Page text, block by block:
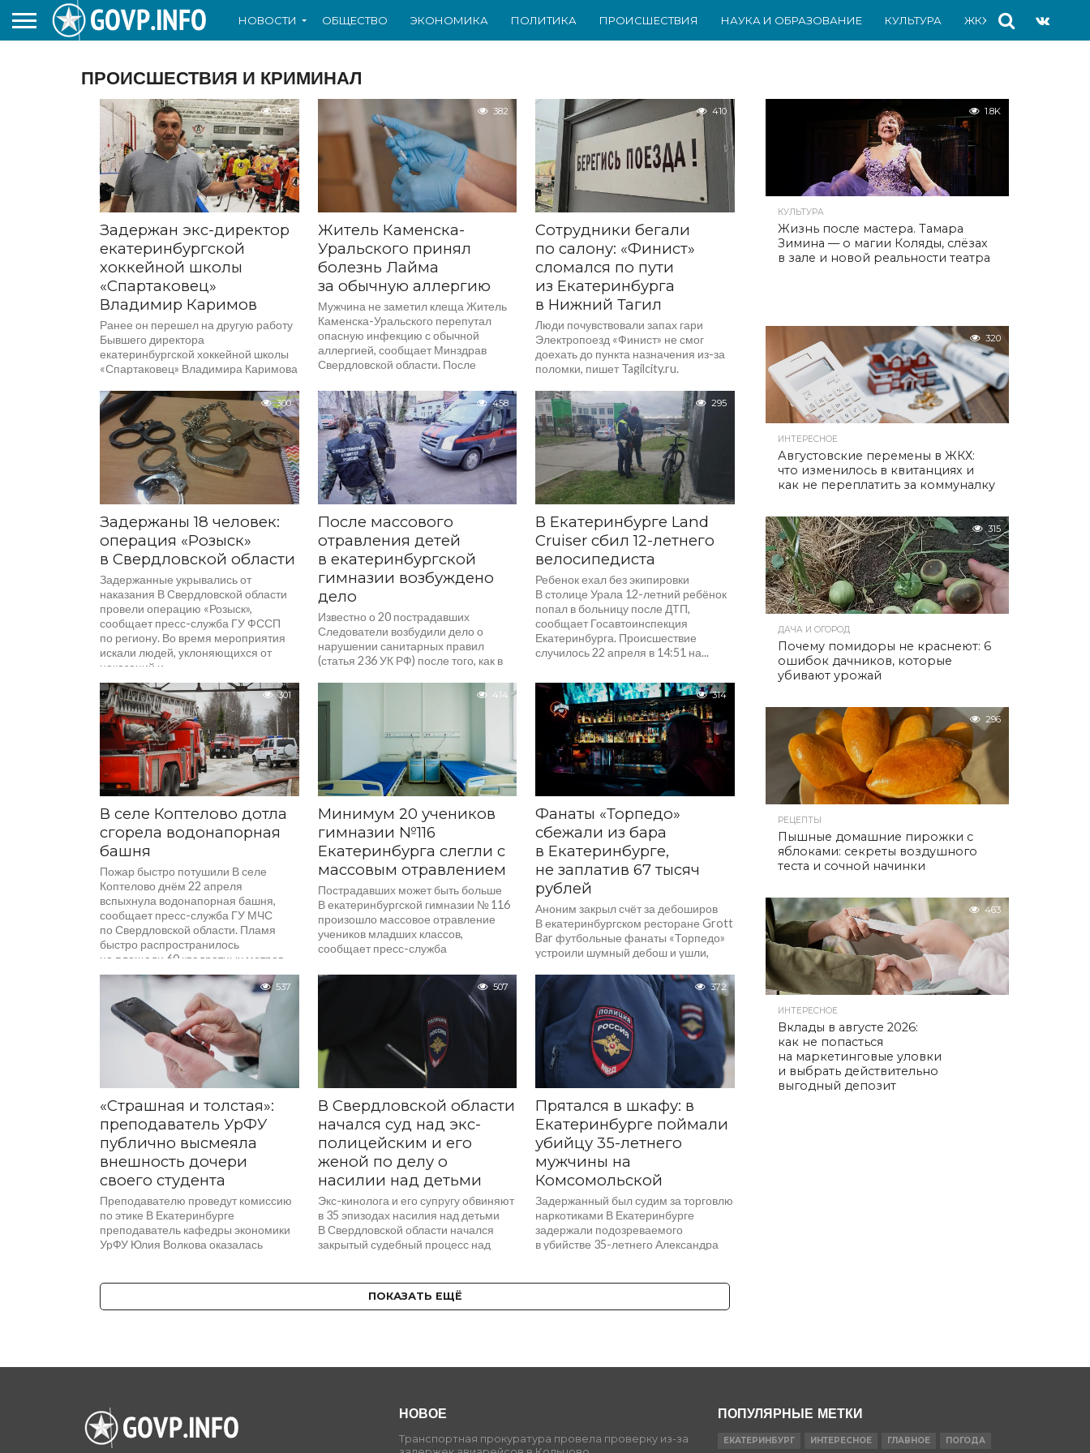
НОВОСТИ ОБЩЕСТВО ЭКОНОМИКА ПОЛИТИКА ПРОИСШЕСТВИЯ НАУКА И ОБРАЗОВАНИЕ КУЛЬТУРА ЖКХ СПОРТ
ПРОИСШЕСТВИЯ И КРИМИНАЛ
338
Задержан экс-директор
екатеринбургской
хоккейной школы
«Спартаковец»
Владимир Каримов
Ранее он перешел на другую работу
Бывшего директора
екатеринбургской хоккейной школы
«Спартаковец» Владимира Каримова
избрании меры пресечения. Об...
382
Житель Каменска-
Уральского принял
болезнь Лайма
за обычную аллергию
Мужчина не заметил клеща Житель
Каменска-Уральского перепутал
опасную инфекцию с обычной
аллергией, сообщает Минздрав
Свердловской области. После
на коже болезненное красное...
410
Сотрудники бегали
по салону: «Финист»
сломался по пути
из Екатеринбурга
в Нижний Тагил
Люди почувствовали запах гари
Электропоезд «Финист» не смог
доехать до пункта назначения из-за
поломки, пишет Tagilcity.ru.
апреля. Речь идёт...
300
Задержаны 18 человек:
операция «Розыск»
в Свердловской области
Задержанные укрывались от
наказания В Свердловской области
провели операцию «Розыск»,
сообщает пресс-служба ГУ ФССП
по региону. Во время мероприятия
искали людей, уклоняющихся от
наказаний и...
458
После массового
отравления детей
в екатеринбургской
гимназии возбуждено
дело
Известно о 20 пострадавших
Следователи возбудили дело о
нарушении санитарных правил
(статья 236 УК РФ) после того, как в
295
В Екатеринбурге Land
Cruiser сбил 12-летнего
велосипедиста
Ребенок ехал без экипировки
В столице Урала 12-летний ребёнок
попал в больницу после ДТП,
сообщает Госавтоинспекция
Екатеринбурга. Происшествие
случилось 22 апреля в 14:51 на...
301
В селе Коптелово дотла
сгорела водонапорная
башня
Пожар быстро потушили В селе
Коптелово днём 22 апреля
вспыхнула водонапорная башня,
сообщает пресс-служба ГУ МЧС
по Свердловской области. Пламя
быстро распространилось
на площади 60 квадратных метров,...
414
Минимум 20 учеников
гимназии №116
Екатеринбурга слегли с
массовым отравлением
Пострадавших может быть больше
В екатеринбургской гимназии № 116
произошло массовое отравление
учеников младших классов,
сообщает пресс-служба
Начиная с 18 апреля за медицинской
314
Фанаты «Торпедо»
сбежали из бара
в Екатеринбурге,
не заплатив 67 тысяч
рублей
Аноним закрыл счёт за дебоширов
В екатеринбургском ресторане Grott
Bar футбольные фанаты «Торпедо»
устроили шумный дебош и ушли,
сообщает портал E1.RU....
537
«Страшная и толстая»:
преподаватель УрФУ
публично высмеяла
внешность дочери
своего студента
Преподавателю проведут комиссию
по этике В Екатеринбурге
преподаватель кафедры экономики
УрФУ Юлия Волкова оказалась
«КП-Екатеринбург». Женщина...
507
В Свердловской области
начался суд над экс-
полицейским и его
женой по делу о
насилии над детьми
Экс-кинолога и его супругу обвиняют
в 35 эпизодах насилия над детьми
В Свердловской области начался
закрытый судебный процесс над
372
Прятался в шкафу: в
Екатеринбурге поймали
убийцу 35-летнего
мужчины на
Комсомольской
Задержанный был судим за торговлю
наркотиками В Екатеринбурге
задержали подозреваемого
в убийстве 35-летнего Александра
сообщает «КП-Екатеринбург».
ПОКАЗАТЬ ЕЩЁ
1.8K
КУЛЬТУРА
Жизнь после мастера. Тамара
Зимина — о магии Коляды, слёзах
в зале и новой реальности театра
320
ИНТЕРЕСНОЕ
Августовские перемены в ЖКХ:
что изменилось в квитанциях и
как не переплатить за коммуналку
315
ДАЧА И ОГОРОД
Почему помидоры не краснеют: 6
ошибок дачников, которые
убивают урожай
296
РЕЦЕПТЫ
Пышные домашние пирожки с
яблоками: секреты воздушного
теста и сочной начинки
463
ИНТЕРЕСНОЕ
Вклады в августе 2026:
как не попасться
на маркетинговые уловки
и выбрать действительно
выгодный депозит
НОВОЕ
Транспортная прокуратура провела проверку из-за
ПОПУЛЯРНЫЕ МЕТКИ
ЕКАТЕРИНБУРГ ИНТЕРЕСНОЕ ГЛАВНОЕ ПОГОДА